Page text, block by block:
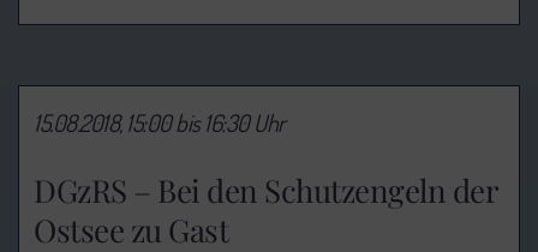
DGzRS – Bei den Schutzengeln der
Ostsee zu Gast
15.08.2018, 15:00 bis 16:30 Uhr